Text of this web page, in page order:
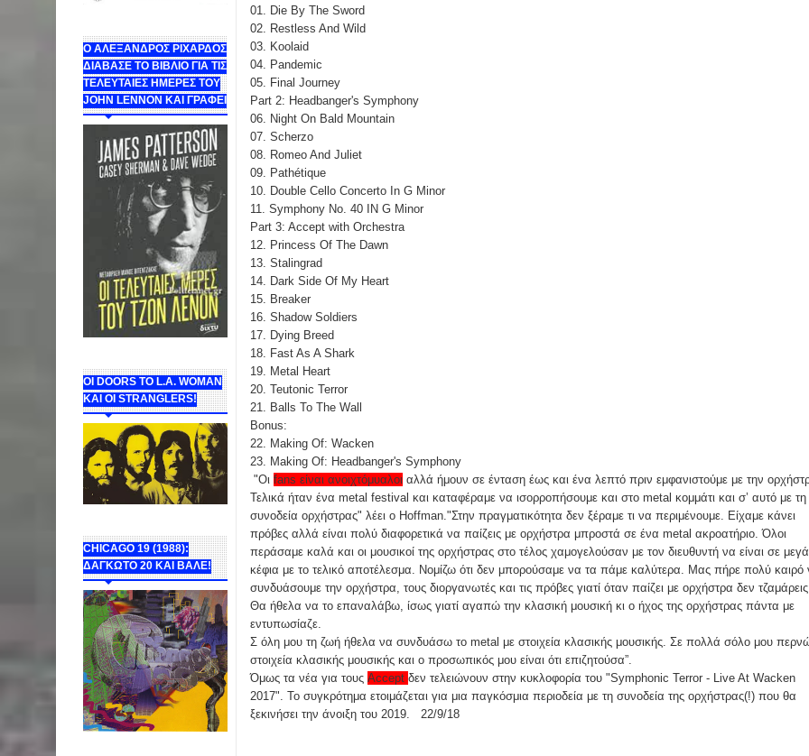
Ο ΑΛΕΞΑΝΔΡΟΣ ΡΙΧΑΡΔΟΣ
ΔΙΑΒΑΣΕ ΤΟ ΒΙΒΛΙΟ ΓΙΑ ΤΙΣ
ΤΕΛΕΥΤΑΙΕΣ ΗΜΕΡΕΣ ΤΟΥ
JOHN LENNON ΚΑΙ ΓΡΑΦΕΙ
ΟΙ DOORS ΤΟ L.A. WOMAN
KAI OI STRANGLERS!
CHICAGO 19 (1988):
ΔΑΓΚΩΤΟ 20 ΚΑΙ ΒΑΛΕ!
01. Die By The Sword
02. Restless And Wild
03. Koolaid
04. Pandemic
05. Final Journey
Part 2: Headbanger's Symphony
06. Night On Bald Mountain
07. Scherzo
08. Romeo And Juliet
09. Pathétique
10. Double Cello Concerto In G Minor
11. Symphony No. 40 IN G Minor
Part 3: Accept with Orchestra
12. Princess Of The Dawn
13. Stalingrad
14. Dark Side Of My Heart
15. Breaker
16. Shadow Soldiers
17. Dying Breed
18. Fast As A Shark
19. Metal Heart
20. Teutonic Terror
21. Balls To The Wall
Bonus:
22. Making Of: Wacken
23. Making Of: Headbanger's Symphony
"Οι fans είναι ανοιχτόμυαλοι αλλά ήμουν σε ένταση έως και ένα λεπτό πριν εμφανιστούμε με την
Τελικά ήταν ένα metal festival και καταφέραμε να ισορροπήσουμε και στο metal κομμάτι και σ’ αυτό με τη
συνοδεία ορχήστρας" λέει ο Hoffman."Στην πραγματικότητα δεν ξέραμε τι να περιμένουμε. Είχαμε κάνει
πρόβες αλλά είναι πολύ διαφορετικά να παίζεις με ορχήστρα μπροστά σε ένα metal ακροατήριο. Όλοι
περάσαμε καλά και οι μουσικοί της ορχήστρας στο τέλος χαμογελούσαν με τον διευθυντή να είναι σε
κέφια με το τελικό αποτέλεσμα. Νομίζω ότι δεν μπορούσαμε να τα πάμε καλύτερα. Μας πήρε πολύ καιρό
συνδυάσουμε την ορχήστρα, τους διοργανωτές και τις πρόβες γιατί όταν παίζει με ορχήστρα δεν
Θα ήθελα να το επαναλάβω, ίσως γιατί αγαπώ την κλασική μουσική κι ο ήχος της ορχήστρας πάντα με
εντυπωσίαζε.
Σ όλη μου τη ζωή ήθελα να συνδυάσω το metal με στοιχεία κλασικής μουσικής. Σε πολλά σόλο μου
στοιχεία κλασικής μουσικής και ο προσωπικός μου είναι ότι επιζητούσα”.
Όμως τα νέα για τους Accept δεν τελειώνουν στην κυκλοφορία του "Symphonic Terror - Live At Wacken
2017". Το συγκρότημα ετοιμάζεται για μια παγκόσμια περιοδεία με τη συνοδεία της ορχήστρας(!) που θα
ξεκινήσει την άνοιξη του 2019. 22/9/18